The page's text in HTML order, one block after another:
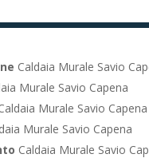
Caldaia Murale Savio
Murale Savio Capena
Murale Savio Capena
Murale Savio Capena
Caldaia Murale Savio